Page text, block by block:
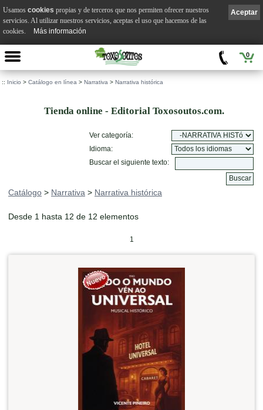
0
:: Inicio > Catálogo en línea > Narrativa > Narrativa histórica
Tienda online - Editorial Toxosoutos.com.
Ver categoría:
Idioma:
Buscar el siguiente texto:
Catálogo > Narrativa > Narrativa histórica
Desde 1 hasta 12 de 12 elementos
1
Aceptar
Usamos cookies propias y de terceros que nos permiten ofrecer nuestros
servicios. Al utilizar nuestros servicios, aceptas el uso que hacemos de las
cookies.
Más información